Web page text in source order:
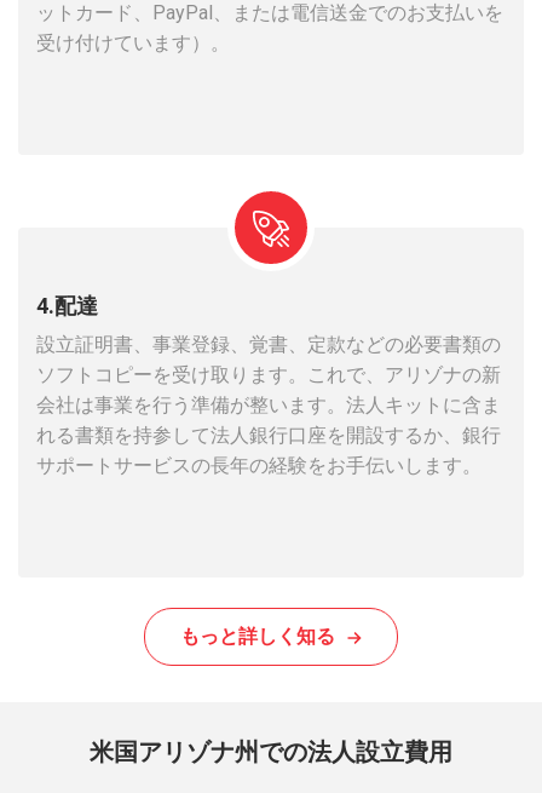
ットカード、PayPal、または電信送金でのお支払いを
受け付けています）。
4.配達
設立証明書、事業登録、覚書、定款などの必要書類の
ソフトコピーを受け取ります。これで、アリゾナの新
会社は事業を行う準備が整います。法人キットに含ま
れる書類を持参して法人銀行口座を開設するか、銀行
サポートサービスの長年の経験をお手伝いします。
もっと詳しく知る
米国アリゾナ州での法人設立費用